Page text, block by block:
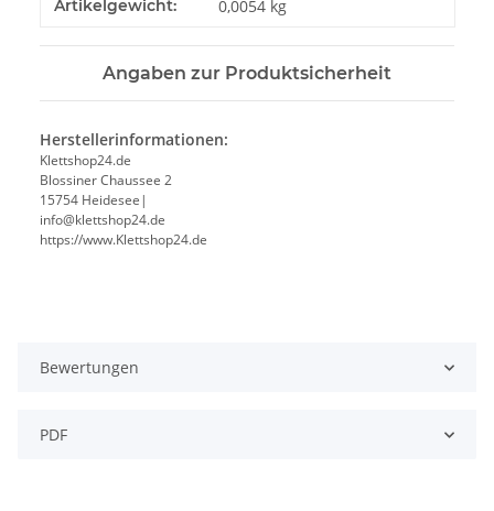
Artikelgewicht: 0,0054 kg
Angaben zur Produktsicherheit
Herstellerinformationen:
Klettshop24.de
Blossiner Chaussee 2
15754 Heidesee|
info@klettshop24.de
https://www.Klettshop24.de
Bewertungen
PDF